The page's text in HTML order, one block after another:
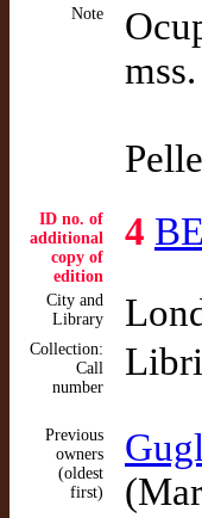
Note
ID no. of
additional
copy of
edition
4
City and
Library
Collection:
Call
number
Previous
owners
(oldest
first)